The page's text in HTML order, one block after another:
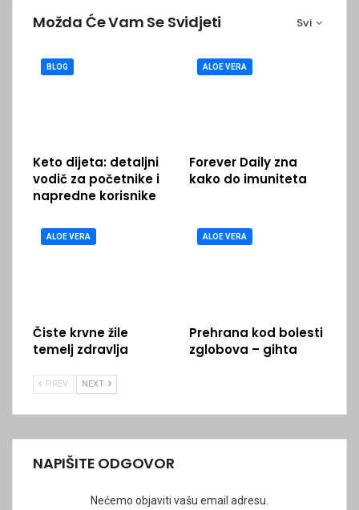
Svi
Možda Će Vam Se Svidjeti
BLOG
Keto dijeta: detaljni
vodič za početnike i
napredne korisnike
ALOE VERA
Forever Daily zna
kako do imuniteta
ALOE VERA
Čiste krvne žile
temelj zdravlja
ALOE VERA
Prehrana kod bolesti
zglobova – gihta
PREV NEXT
NAPIŠITE ODGOVOR
Nećemo objaviti vašu email adresu.